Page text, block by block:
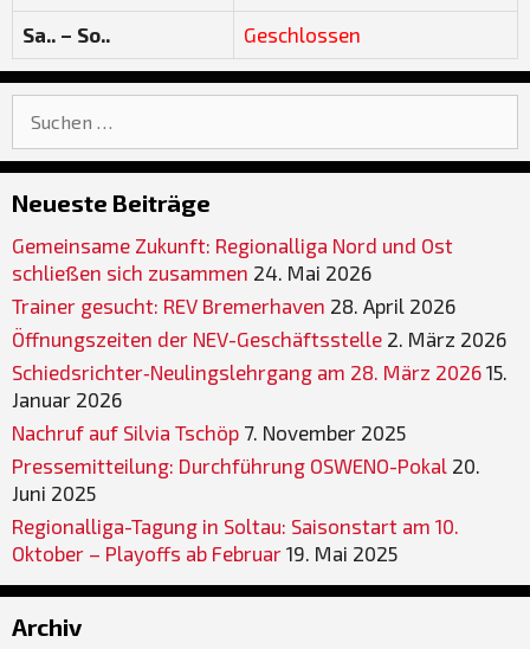
Sa.. – So..
Geschlossen
nach:
Neueste Beiträge
Gemeinsame Zukunft: Regionalliga Nord und Ost
schließen sich zusammen 24. Mai 2026
Trainer gesucht: REV Bremerhaven 28. April 2026
Öffnungszeiten der NEV-Geschäftsstelle 2. März 2026
Schiedsrichter‐Neulingslehrgang am 28. März 2026 15.
Januar 2026
Nachruf auf Silvia Tschöp 7. November 2025
Pressemitteilung: Durchführung OSWENO-Pokal 20.
Juni 2025
Regionalliga-Tagung in Soltau: Saisonstart am 10.
Oktober – Playoffs ab Februar 19. Mai 2025
Archiv